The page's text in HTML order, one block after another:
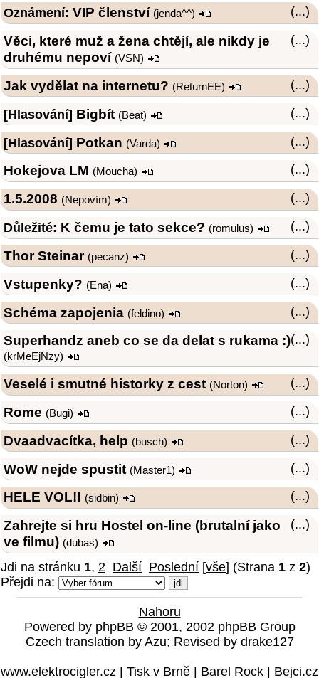
(...)
Oznámení: VIP členství (jenda^^)
(...)
Věci, které muž a žena chtějí, ale nikdy je
druhému nepoví (VSN)
(...)
Jak vydělat na internetu? (ReturnEE)
(...)
[Hlasování] Bigbít (Beat)
(...)
[Hlasování] Potkan (Varda)
(...)
Hokejova LM (Moucha)
(...)
1.5.2008 (Nepovím)
(...)
Důležité: K čemu je tato sekce? (romulus)
(...)
Thor Steinar (pecanz)
(...)
Vstupenky? (Ena)
(...)
Schéma zapojenia (feldino)
(...)
Superhandz aneb co se da delat s rukama :)
(krMeEjNzy)
(...)
Veselé i smutné historky z cest (Norton)
(...)
Rome (Bugi)
(...)
Dvaadvacítka, help (busch)
(...)
WoW nejde spustit (Master1)
(...)
HELE VOL!! (sidbin)
(...)
Zahrejte si hru Hostel on-line (brutalní jako
ve filmu) (dubas)
Jdi na stránku 1, 2 Další Poslední [vše] (Strana 1 z 2)
Přejdi na:
Nahoru
Powered by phpBB © 2001, 2002 phpBB Group
Czech translation by Azu; Revised by drake127
www.elektrocigler.cz | Tisk v Brně | Barel Rock | Bejci.cz